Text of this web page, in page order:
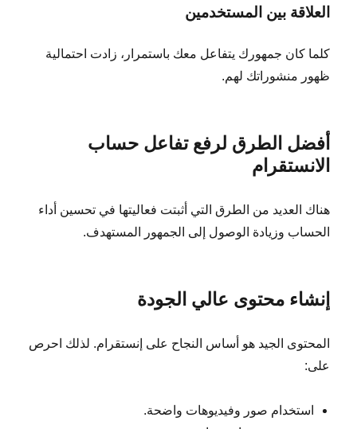
العلاقة بين المستخدمين
كلما كان جمهورك يتفاعل معك باستمرار، زادت احتمالية
ظهور منشوراتك لهم.
أفضل الطرق لرفع تفاعل حساب
الانستقرام
هناك العديد من الطرق التي أثبتت فعاليتها في تحسين أداء
الحساب وزيادة الوصول إلى الجمهور المستهدف.
إنشاء محتوى عالي الجودة
المحتوى الجيد هو أساس النجاح على إنستقرام. لذلك احرص
على:
استخدام صور وفيديوهات واضحة.